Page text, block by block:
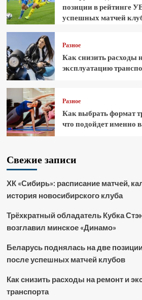
позиции в рейтинге
успешных матчей
Разное
Как снизить расходы
эксплуатацию
Разное
Как выбрать формат
что подойдет именно
Свежие записи
ХК «Сибирь»: расписание матчей,
история новосибирского клуба
Трёхкратный обладатель Кубка
возглавил минское «Динамо»
Беларусь поднялась на две
после успешных матчей клубов
Как снизить расходы на ремонт и
транспорта